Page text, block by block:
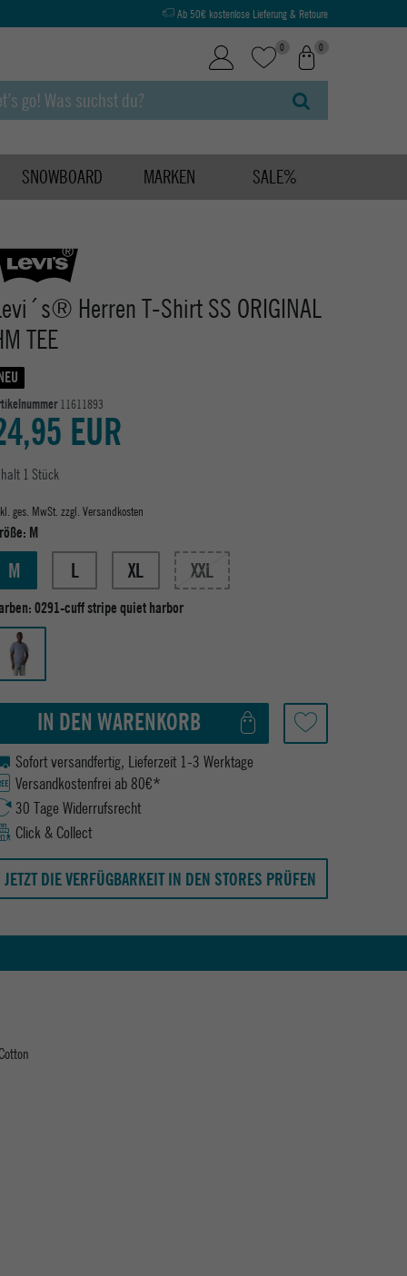
Ab 50€ kostenlose Lieferung & Retoure
0 0
SNOWBOARD MARKEN SALE%
Herren T-Shirt SS ORIGINAL
TEE
11611893
EUR
1 Stück
ges. MwSt. zzgl. Versandkosten
M
M L XL XXL
0291-cuff stripe quiet harbor
IN DEN WARENKORB
Sofort versandfertig, Lieferzeit 1-3 Werktage
Versandkostenfrei ab 80€*
30 Tage Widerrufsrecht
Click & Collect
JETZT DIE VERFÜGBARKEIT IN DEN STORES PRÜFEN